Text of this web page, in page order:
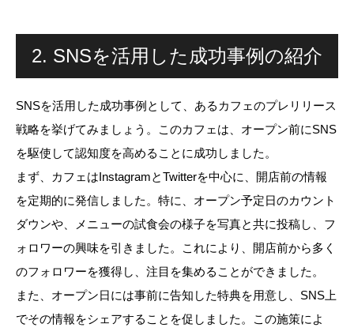
2. SNSを活用した成功事例の紹介
SNSを活用した成功事例として、あるカフェのプレリリース
戦略を挙げてみましょう。このカフェは、オープン前にSNS
を駆使して認知度を高めることに成功しました。
まず、カフェはInstagramとTwitterを中心に、開店前の情報
を定期的に発信しました。特に、オープン予定日のカウント
ダウンや、メニューの試食会の様子を写真と共に投稿し、フ
ォロワーの興味を引きました。これにより、開店前から多く
のフォロワーを獲得し、注目を集めることができました。
また、オープン日には事前に告知した特典を用意し、SNS上
でその情報をシェアすることを促しました。この施策によ